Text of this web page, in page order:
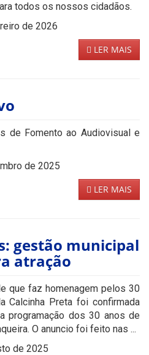
todos os nossos cidadãos.
de 2026
LER MAIS
de Fomento ao Audiovisual e
de 2025
LER MAIS
gestão municipal
atração
que faz homenagem pelos 30
Calcinha Preta foi confirmada
programação dos 30 anos de
O anuncio foi feito nas ...
de 2025